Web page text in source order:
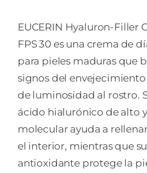
ENVASE
50
ML
cantidad
EUCERIN Hyaluron-Filler
FPS 30 es una crema de
para pieles maduras que
signos del
de luminosidad al rostro.
ácido hialurónico de alto
molecular ayuda a
el interior, mientras que
antioxidante protege la